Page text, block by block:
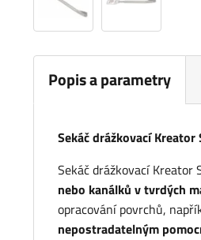
Popis a parametry
Sekáč drážkovací Kreator
Sekáč drážkovací Kreator
nebo kanálků v tvrdých
opracování povrchů,
nepostradatelným